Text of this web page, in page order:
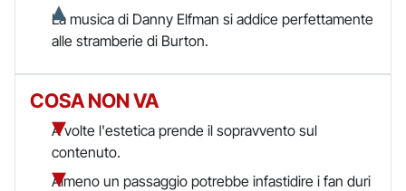
La musica di Danny Elfman si addice perfettamente
alle stramberie di Burton.
COSA NON VA
A volte l'estetica prende il sopravvento sul
contenuto.
Almeno un passaggio potrebbe infastidire i fan duri